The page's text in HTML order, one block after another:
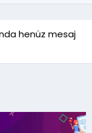
henüz mesaj